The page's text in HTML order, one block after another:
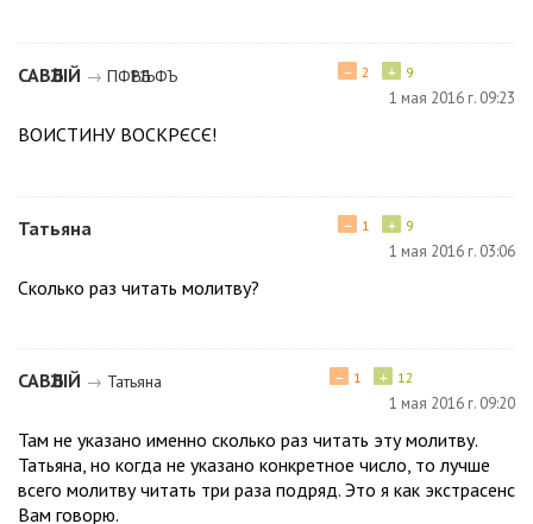
САВѢЛІЙ → ПФѢРѢЉФЪ + 9
− 2
1 мая 2016 г. 09:23
ВОИСТИНУ ВОСКРЄСЄ!
Татьяна + 9
− 1
1 мая 2016 г. 03:06
Сколько раз читать молитву?
САВѢЛІЙ → Татьяна + 12
− 1
1 мая 2016 г. 09:20
Там не указано именно сколько раз читать эту молитву.
Татьяна, но когда не указано конкретное число, то лучше
всего молитву читать три раза подряд. Это я как экстрасенс
Вам говорю.